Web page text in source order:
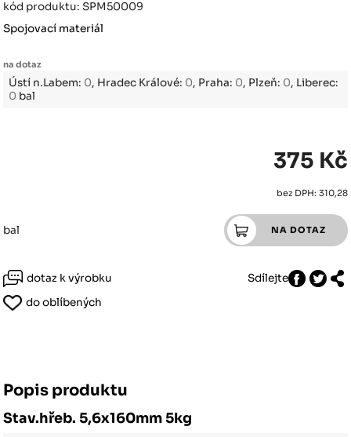
kód produktu: SPM50009
Spojovací materiál
na dotaz
Ústí n.Labem: 0, Hradec Králové: 0, Praha: 0, Plzeň: 0, Liberec:
0 bal
375 Kč
bez DPH: 310,28
bal
dotaz k výrobku
Sdílejte
do oblíbených
Popis produktu
Stav.hřeb. 5,6x160mm 5kg